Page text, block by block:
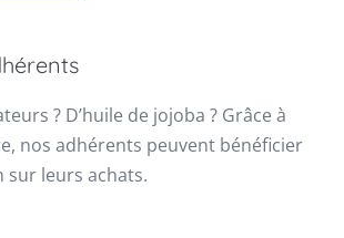
? D’huile de jojoba ? Grâce à
nos adhérents peuvent bénéficier
sur leurs achats.